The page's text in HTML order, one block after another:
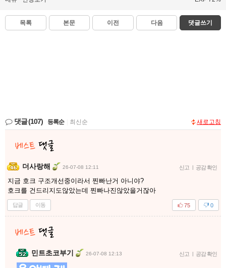
목록 본문 이전 다음 댓글쓰기
댓글(107) 등록순 최신순 새로고침
더사랑해 26-07-08 12:11 신고 | 공감 확인
지금 호크 구조개선중이라서 찐빠난거 아니야?
호크를 건드리지도않았는데 찐빠나진않았을거잖아
답글 이동 0
75
민트초코부기 26-07-08 12:13 신고 | 공감 확인